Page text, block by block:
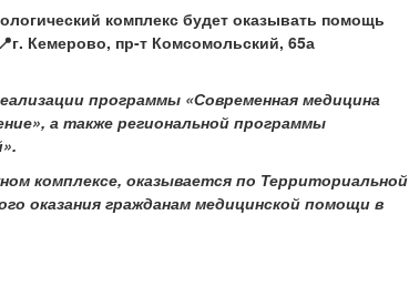
комплекс будет оказывать помощь
Кемерово, пр-т Комсомольский, 65а
программы «Современная медицина
, а также региональной программы
комплексе, оказывается по Территориальной
оказания гражданам медицинской помощи в